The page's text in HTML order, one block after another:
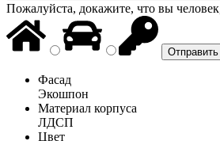
Пожалуйста, докажите, что вы
Фасад
Экошпон
Материал корпуса
ЛДСП
Цвет